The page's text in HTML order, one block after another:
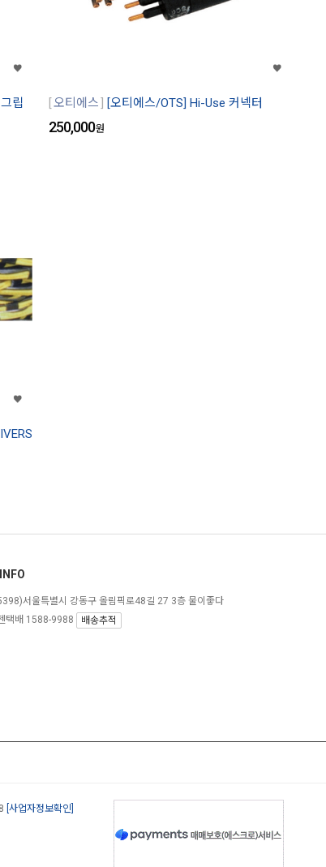
립
오티에스 [오티에스/OTS] Hi-Use 커넥터
250,000원
서울특별시 강동구 올림픽로48길 27 3층 물이좋다
택배 1588-9988
배송추적
[사업자정보확인]